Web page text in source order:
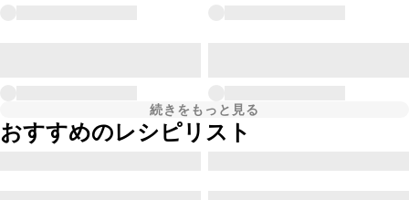
続きをもっと見る
おすすめのレシピリスト